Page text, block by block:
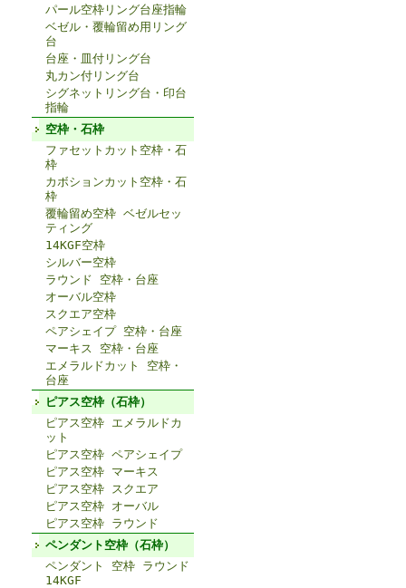
パール空枠リング台座指輪
ベゼル・覆輪留め用リング
台
台座・皿付リング台
丸カン付リング台
シグネットリング台・印台
指輪
空枠・石枠
ファセットカット空枠・石
枠
カボションカット空枠・石
枠
覆輪留め空枠 ベゼルセッ
ティング
14KGF空枠
シルバー空枠
ラウンド 空枠・台座
オーバル空枠
スクエア空枠
ペアシェイプ 空枠・台座
マーキス 空枠・台座
エメラルドカット 空枠・
台座
ピアス空枠（石枠）
ピアス空枠 エメラルドカ
ット
ピアス空枠 ペアシェイプ
ピアス空枠 マーキス
ピアス空枠 スクエア
ピアス空枠 オーバル
ピアス空枠 ラウンド
ペンダント空枠（石枠）
ペンダント 空枠 ラウンド
14KGF